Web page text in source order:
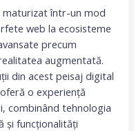
maturizat într-un mod
web la ecosisteme
precum
augmentată.
din acest peisaj digital
o experiență
combinând tehnologia
și funcționalități